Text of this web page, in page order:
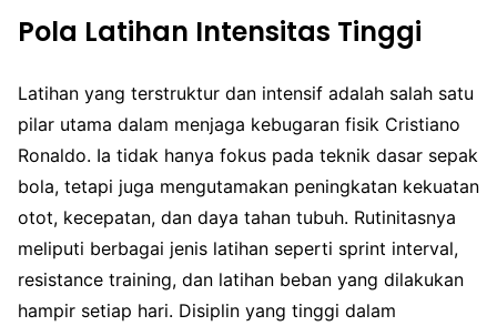
Pola Latihan Intensitas Tinggi
Latihan yang terstruktur dan intensif adalah salah satu
pilar utama dalam menjaga kebugaran fisik Cristiano
Ronaldo. Ia tidak hanya fokus pada teknik dasar sepak
bola, tetapi juga mengutamakan peningkatan kekuatan
otot, kecepatan, dan daya tahan tubuh. Rutinitasnya
meliputi berbagai jenis latihan seperti sprint interval,
resistance training, dan latihan beban yang dilakukan
hampir setiap hari. Disiplin yang tinggi dalam